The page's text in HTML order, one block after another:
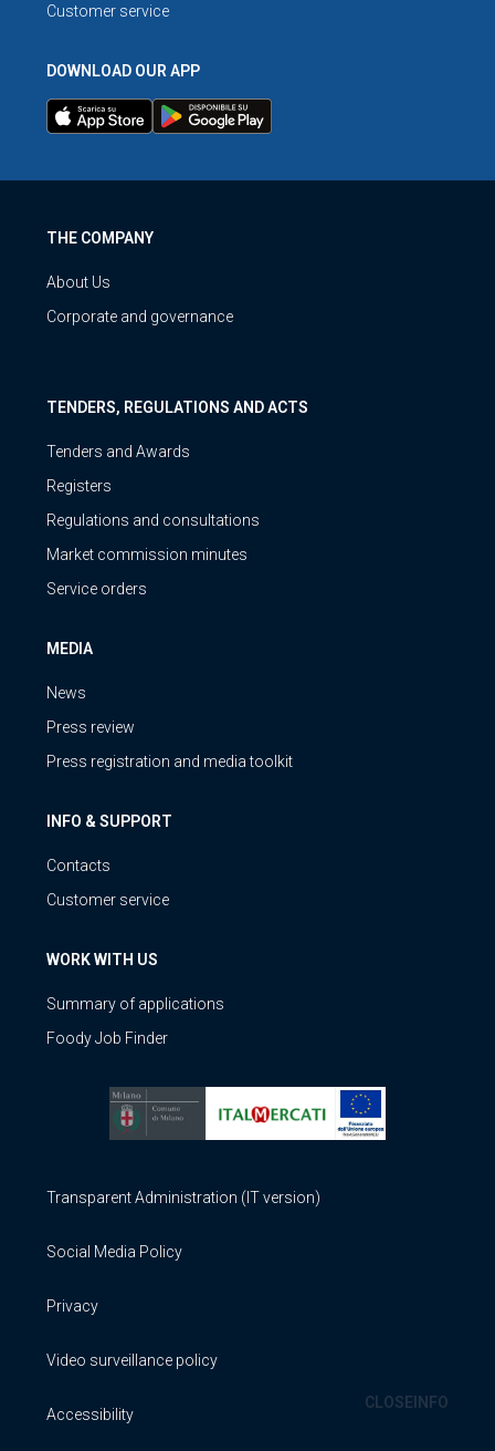
Customer service
DOWNLOAD OUR APP
THE COMPANY
About Us
Corporate and governance
TENDERS, REGULATIONS AND ACTS
Tenders and Awards
Registers
Regulations and consultations
Market commission minutes
Service orders
MEDIA
News
Press review
Press registration and media toolkit
INFO & SUPPORT
Contacts
Customer service
WORK WITH US
Summary of applications
Foody Job Finder
Transparent Administration (IT version)
Social Media Policy
Privacy
Video surveillance policy
Accessibility
CLOSE INFO